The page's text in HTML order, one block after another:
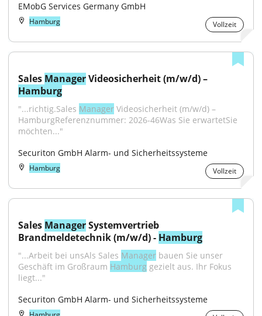
EMobG Services Germany GmbH
Hamburg Vollzeit
Sales Manager
Hamburg
"...richtig.Sales Manager Videosicherheit (m/w/d) –
HamburgReferenznummer: 2026-46Was Sie erwartetSie
möchten..."
Securiton GmbH Alarm- und Sicherheitssysteme
Hamburg Vollzeit
Sales Manager Systemvertrieb
Brandmeldetechnik (m/w/d) - Hamburg
"...Arbeit bei unsAls Sales Manager bauen Sie unser
Geschäft im Großraum Hamburg gezielt aus. Ihr Fokus
liegt..."
Securiton GmbH Alarm- und Sicherheitssysteme